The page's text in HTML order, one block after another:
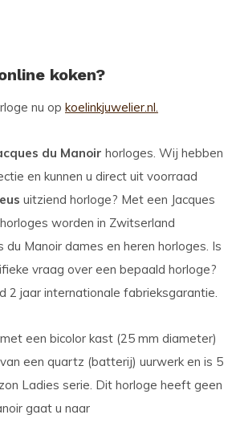
koken?
nu op koelinkjuwelier.nl.
du Manoir horloges. Wij hebben
en kunnen u direct uit voorraad
uitziend horloge? Met een Jacques
worden in Zwitserland
du Manoir dames en heren horloges. Is
vraag over een bepaald horloge?
2 jaar internationale fabrieksgarantie.
een bicolor kast (25 mm diameter)
een quartz (batterij) uurwerk en is 5
Ladies serie. Dit horloge heeft geen
gaat u naar